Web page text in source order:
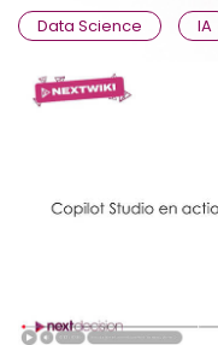
Data Science IA